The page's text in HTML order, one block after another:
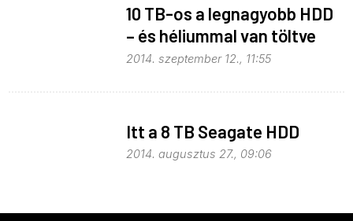
10 TB-os a legnagyobb HDD
– és héliummal van töltve
2014. szeptember 12., 11:55
Itt a 8 TB Seagate HDD
2014. augusztus 27., 09:06